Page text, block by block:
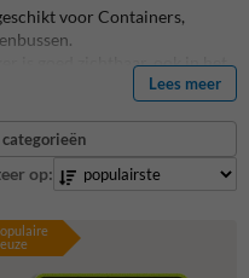
voor Containers,
is goed zichtbaar, ook in het
is ook geschikt voor op de
automatisch schuin erboven
Lees meer
op: